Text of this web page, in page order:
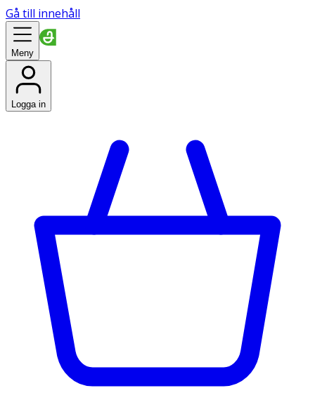
Gå till innehåll
Meny
Logga in